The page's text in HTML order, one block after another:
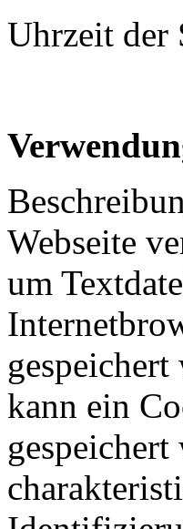
Uhrzeit der
Webseite
um
kann ein